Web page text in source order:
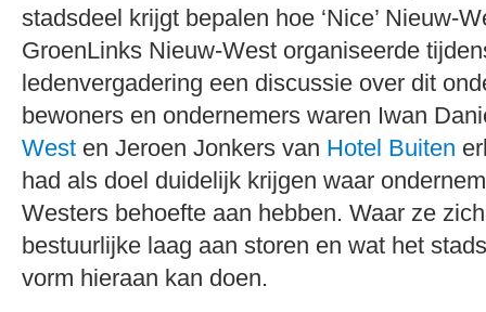
stadsdeel krijgt bepalen hoe ‘Nice’ Nieuw-
GroenLinks Nieuw-West organiseerde
ledenvergadering een discussie over dit
bewoners en ondernemers waren Iwan
West en Jeroen Jonkers van Hotel Buiten
had als doel duidelijk krijgen waar
Westers behoefte aan hebben. Waar ze
bestuurlijke laag aan storen en wat het
vorm hieraan kan doen.